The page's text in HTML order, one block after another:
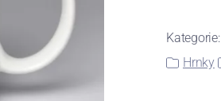
Kategorie:
Hrnky